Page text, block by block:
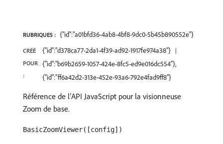
RUBRIQUES : {"id":"a01bfd36-4ab8-4bf8-9dc0-5b45b890552e"}
CRÉÉ
POUR
:
{"id":"d378ca77-2da1-4f39-ad92-1917fe974a38"}
{"id":"b69b2659-1057-424e-8fc5-ed9e016dc554"},
{"id":"ff6a42d2-313e-452e-93a6-792e4fad9ff8"}
Référence de l’API JavaScript pour la visionneuse
Zoom de base.
BasicZoomViewer([config])